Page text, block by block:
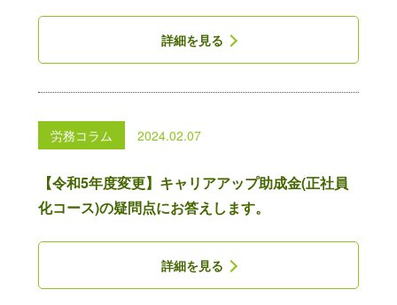
022-355-2521
受付時間：9:00-18:00（土日祝除く）
〒981-1106宮城県仙台市太白区柳生6-9-1-101
定休日： 土日・祝日 対象地域： 宮城県・山形県
詳細を見る
労務コラム 2024.02.07
【令和5年度変更】キャリアアップ助成金(正社員
化コース)の疑問点にお答えします。
詳細を見る